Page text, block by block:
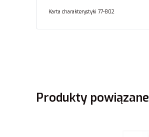
Karta charakterystyki 77-802
Produkty powiązane